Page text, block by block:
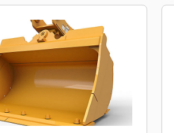
skyddar de delar av
som kommer i kontakt med
genom material mest.
följa rätt GET för din
av skopa och
finns tillgängliga i